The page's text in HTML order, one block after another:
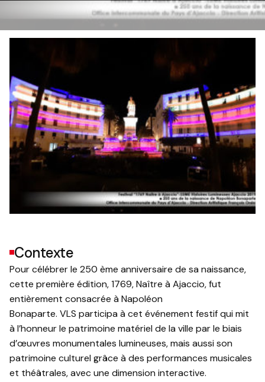
Contexte
Pour célébrer le 250 ème anniversaire de sa naissance,
cette première édition, 1769, Naître à Ajaccio, fut
entièrement consacrée à Napoléon
Bonaparte. VLS participa à cet événement festif qui mit
à l’honneur le patrimoine matériel de la ville par le biais
d’œuvres monumentales lumineuses, mais aussi son
patrimoine culturel grâce à des performances musicales
et théâtrales, avec une dimension interactive.